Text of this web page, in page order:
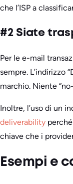
che l’ISP a
#2 Siate
Per le e-mail
sempre. L’indirizzo
marchio. Niente
Inoltre, l’uso di un
deliverability
chiave che i
Esempi e